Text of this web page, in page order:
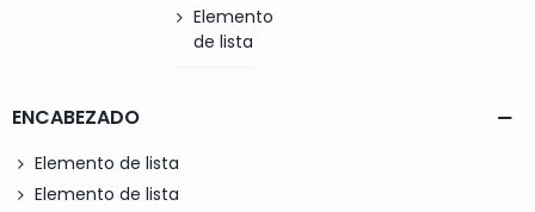
Elemento
de lista
ENCABEZADO
Elemento de lista
Elemento de lista